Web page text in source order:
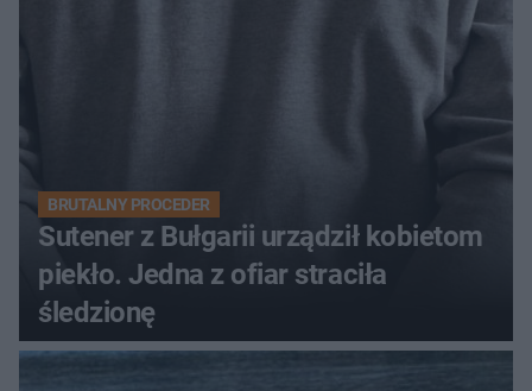
BRUTALNY PROCEDER
Sutener z Bułgarii urządził kobietom
piekło. Jedna z ofiar straciła
śledzionę